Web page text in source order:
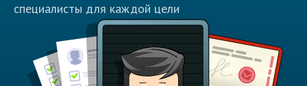
специалисты для каждой цели